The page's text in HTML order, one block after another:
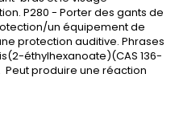
P280 - Porter des gants de
un équipement de
protection auditive. Phrases
éthylhexanoate)(CAS 136-
produire une réaction